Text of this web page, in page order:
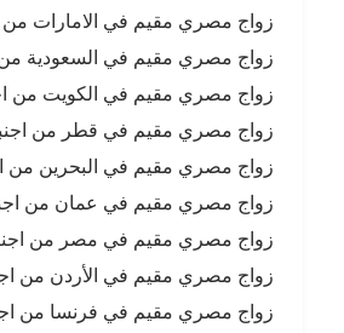
زواج مصري مقيم في الامارات من
زواج مصري مقيم في السعودية من
زواج مصري مقيم في الكويت من
زواج مصري مقيم في قطر من
زواج مصري مقيم في البحرين من
زواج مصري مقيم في عمان من
زواج مصري مقيم في مصر من
زواج مصري مقيم في الأردن من
زواج مصري مقيم في فرنسا من